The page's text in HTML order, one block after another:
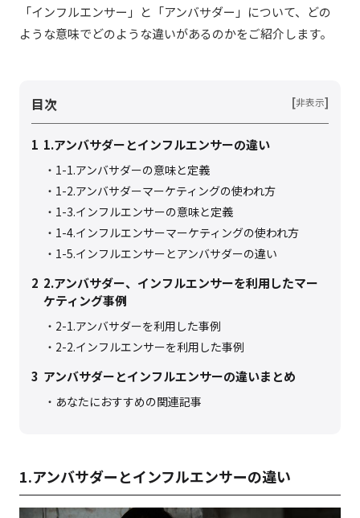
「インフルエンサー」と「アンバサダー」について、どの
ような意味でどのような違いがあるのかをご紹介します。
目次 [非表示]
1 1.アンバサダーとインフルエンサーの違い
1-1.アンバサダーの意味と定義
1-2.アンバサダーマーケティングの使われ方
1-3.インフルエンサーの意味と定義
1-4.インフルエンサーマーケティングの使われ方
1-5.インフルエンサーとアンバサダーの違い
2 2.アンバサダー、インフルエンサーを利用したマー
ケティング事例
2-1.アンバサダーを利用した事例
2-2.インフルエンサーを利用した事例
3 アンバサダーとインフルエンサーの違いまとめ
あなたにおすすめの関連記事
1.アンバサダーとインフルエンサーの違い